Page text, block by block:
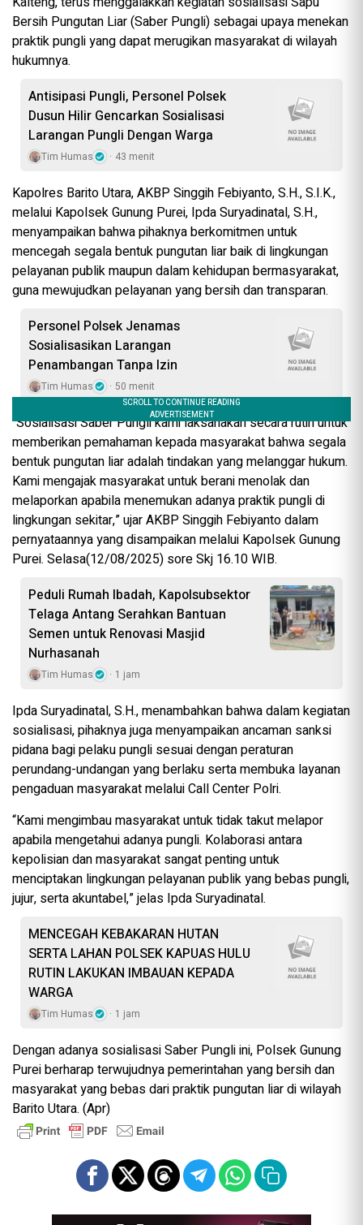
Bersih Pungutan Liar (Saber Pungli) sebagai upaya menekan
praktik pungli yang dapat merugikan masyarakat di wilayah
hukumnya.
Antisipasi Pungli, Personel Polsek
Dusun Hilir Gencarkan Sosialisasi
Larangan Pungli Dengan Warga
Tim Humas 43 menit
Kapolres Barito Utara, AKBP Singgih Febiyanto, S.H., S.I.K.,
melalui Kapolsek Gunung Purei, Ipda Suryadinatal, S.H.,
menyampaikan bahwa pihaknya berkomitmen untuk
mencegah segala bentuk pungutan liar baik di lingkungan
pelayanan publik maupun dalam kehidupan bermasyarakat,
guna mewujudkan pelayanan yang bersih dan transparan.
Personel Polsek Jenamas
Sosialisasikan Larangan
Penambangan Tanpa Izin
Tim Humas 50 menit
“Sosialisasi Saber Pungli kami laksanakan secara rutin untuk
memberikan pemahaman kepada masyarakat bahwa segala
bentuk pungutan liar adalah tindakan yang melanggar hukum.
Kami mengajak masyarakat untuk berani menolak dan
melaporkan apabila menemukan adanya praktik pungli di
lingkungan sekitar,” ujar AKBP Singgih Febiyanto dalam
pernyataannya yang disampaikan melalui Kapolsek Gunung
Purei. Selasa(12/08/2025) sore Skj 16.10 WIB.
Peduli Rumah Ibadah, Kapolsubsektor
Telaga Antang Serahkan Bantuan
Semen untuk Renovasi Masjid
Nurhasanah
Tim Humas 1 jam
Ipda Suryadinatal, S.H., menambahkan bahwa dalam kegiatan
sosialisasi, pihaknya juga menyampaikan ancaman sanksi
pidana bagi pelaku pungli sesuai dengan peraturan
perundang-undangan yang berlaku serta membuka layanan
pengaduan masyarakat melalui Call Center Polri.
“Kami mengimbau masyarakat untuk tidak takut melapor
apabila mengetahui adanya pungli. Kolaborasi antara
kepolisian dan masyarakat sangat penting untuk
menciptakan lingkungan pelayanan publik yang bebas pungli,
jujur, serta akuntabel,” jelas Ipda Suryadinatal.
MENCEGAH KEBAKARAN HUTAN
SERTA LAHAN POLSEK KAPUAS HULU
RUTIN LAKUKAN IMBAUAN KEPADA
WARGA
Tim Humas 1 jam
Dengan adanya sosialisasi Saber Pungli ini, Polsek Gunung
Purei berharap terwujudnya pemerintahan yang bersih dan
masyarakat yang bebas dari praktik pungutan liar di wilayah
Barito Utara. (Apr)